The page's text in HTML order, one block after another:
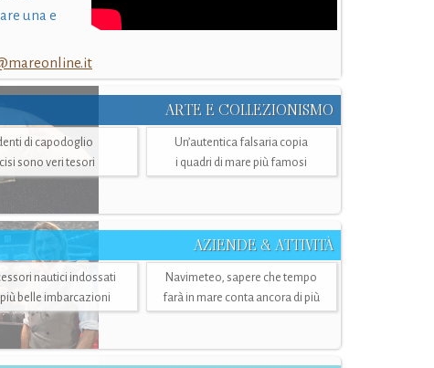
una e
ARTE E COLLEZIONISMO
denti di capodoglio
sono veri tesori
Un’autentica falsaria copia
i quadri di mare più famosi
AZIENDE & ATTIVITÀ
nautici indossati
belle imbarcazioni
Navimeteo, sapere che tempo
farà in mare conta ancora di più